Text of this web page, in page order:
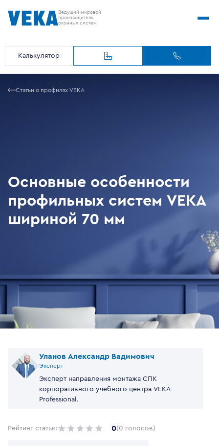
Ведущий мировой
производитель
оконных систем
Калькулятор
Статьи о профилях VEKA
Основные особенности
профильных систем VEKA
шириной 70 мм
Уланов Александр Вадимович
Эксперт
Эксперт направления монтажа СПК
корпоративного учебного центра VEKA
Professional.
Рейтинг статьи: 0(0 голосов)